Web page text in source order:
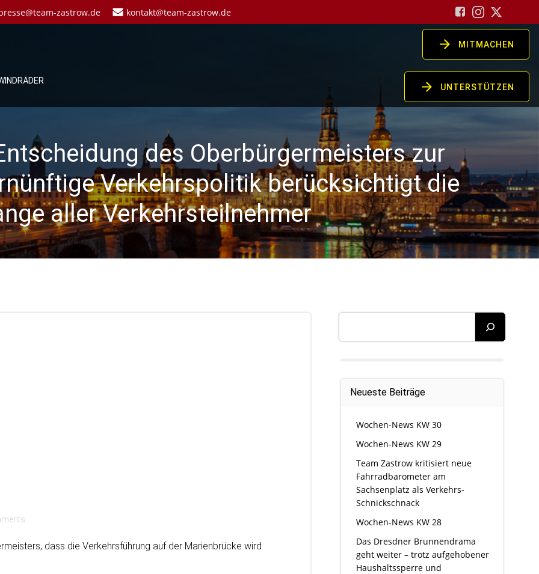
zastrow.de kontakt@team-zastrow.de
MITMACHEN
UNTERSTÜTZEN
des Oberbürgermeisters zur
Verkehrspolitik berücksichtigt die
aller Verkehrsteilnehmer
dass die Verkehrsführung auf der Marienbrücke wird
Neueste Beiträge
Wochen-News KW 30
Wochen-News KW 29
Team Zastrow kritisiert neue
Fahrradbarometer am
Sachsenplatz als Verkehrs-
Schnickschnack
Wochen-News KW 28
Das Dresdner Brunnendrama
geht weiter – trotz aufgehobener
Haushaltssperre und